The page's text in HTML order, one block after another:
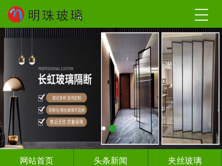
网站首页 头条新闻 夹丝玻璃